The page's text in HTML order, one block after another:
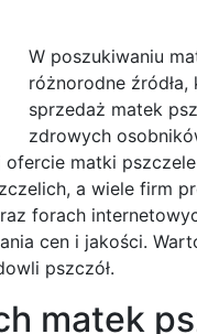
W poszukiwaniu
różnorodne
sprzedaż matek
zdrowych
matki
a wiele firm
forach
cen i jakości.
pszczół.
matek